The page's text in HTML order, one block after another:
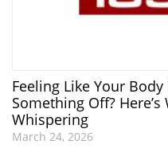
Feeling Like Your
Something Off?
Whispering
March 24, 2026